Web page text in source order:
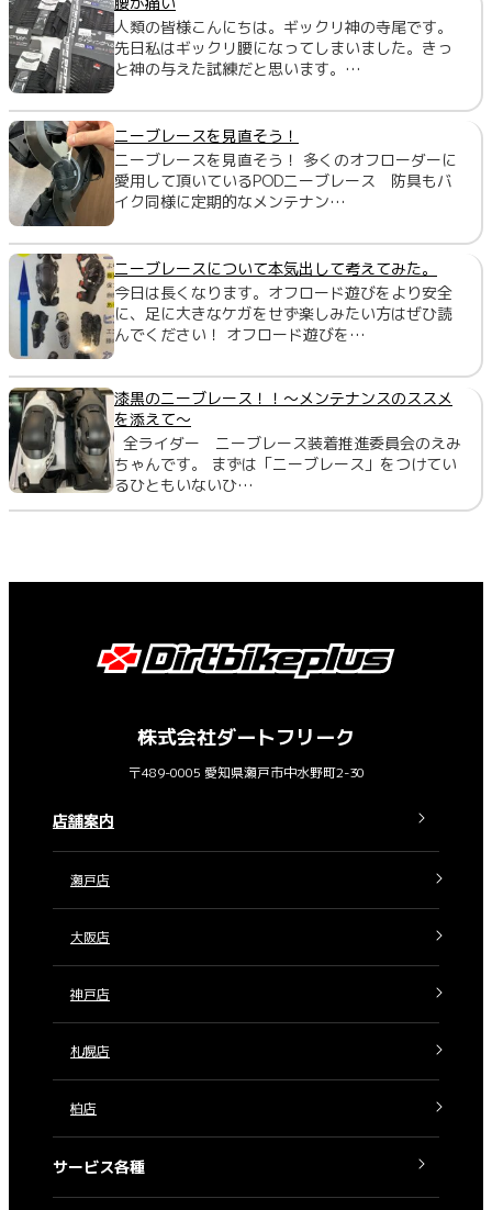
人類の皆様こんにちは。ギックリ神の寺尾です。
先日私はギックリ腰になってしまいました。きっ
と神の与えた試練だと思います。…
ニーブレースを見直そう！
ニーブレースを見直そう！ 多くのオフローダーに
愛用して頂いているPODニーブレース 防具もバ
イク同様に定期的なメンテナン…
ニーブレースについて本気出して考えてみた。
今日は長くなります。オフロード遊びをより安全
に、足に大きなケガをせず楽しみたい方はぜひ読
んでください！ オフロード遊びを…
漆黒のニーブレース！！～メンテナンスのススメ
を添えて～
全ライダー ニーブレース装着推進委員会のえみ
ちゃんです。 まずは「ニーブレース」をつけてい
るひともいないひ…
株式会社ダートフリーク
〒489-0005 愛知県瀬戸市中水野町2-30
店舗案内
瀬戸店
大阪店
神戸店
札幌店
柏店
サービス各種